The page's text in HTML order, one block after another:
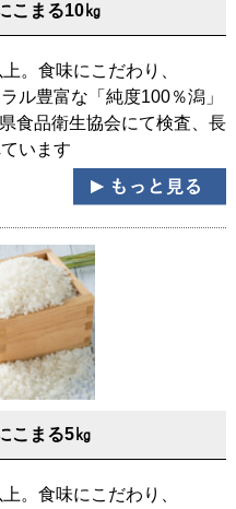
こまる10㎏
。食味にこだわり、
ル豊富な「純度100％潟」
食品衛生協会にて検査、長
います
こまる5㎏
。食味にこだわり、